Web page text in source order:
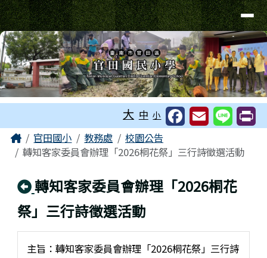
跳至主內容區
台南市官田國小
導覽列
大 中 小
主內容區域
Home官田國小 教務處
校園公告
轉知客家委員會辦理「2026桐花祭」三行詩徵選活動
回上頁
轉知客家委員會辦理「2026桐花
祭」三行詩徵選活動
主旨：轉知客家委員會辦理「2026桐花祭」三行詩
頁尾區域